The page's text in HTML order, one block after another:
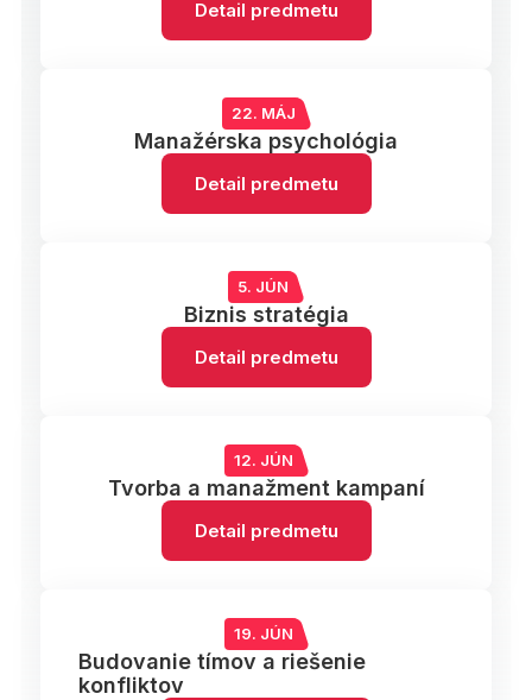
Detail predmetu
22. MÁJ
Manažérska psychológia
Detail predmetu
5. JÚN
Biznis stratégia
Detail predmetu
12. JÚN
Tvorba a manažment kampaní
Detail predmetu
19. JÚN
Budovanie tímov a riešenie
konfliktov